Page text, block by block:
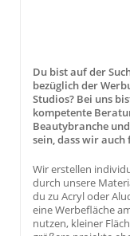
Du bist auf der
bezüglich der
Studios? Bei uns
kompetente
Beautybranche
sein, dass wir
Wir erstellen
durch unsere
du zu Acryl oder
eine Werbefläche
nutzen, kleiner